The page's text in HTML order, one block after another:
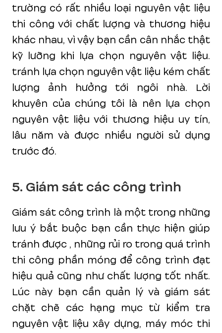
trường có rất nhiều loại nguyên vật liệu
thi công với chất lượng và thương hiệu
khác nhau, vì vậy bạn cần cân nhắc thật
kỹ lưỡng khi lựa chọn nguyên vật liệu.
tránh lựa chọn nguyên vật liệu kém chất
lượng ảnh hưởng tới ngôi nhà. Lời
khuyên của chúng tôi là nên lựa chọn
nguyên vật liệu với thương hiệu uy tín,
lâu năm và được nhiều người sử dụng
trước đó.
5. Giám sát các công trình
Giám sát công trình là một trong những
lưu ý bắt buộc bạn cần thực hiện giúp
tránh được , những rủi ro trong quá trình
thi công phần móng để công trình đạt
hiệu quả cũng như chất lượng tốt nhất.
Lúc này bạn cần quản lý và giám sát
chặt chẽ các hạng mục từ kiểm tra
nguyên vật liệu xây dựng, máy móc thi